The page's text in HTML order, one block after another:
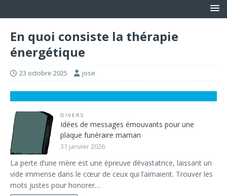
En quoi consiste la thérapie
énergétique
23 octobre 2025 jose
DIVERS
Idées de messages émouvants pour une
plaque funéraire maman
31 janvier 2026
La perte d’une mère est une épreuve dévastatrice, laissant un
vide immense dans le cœur de ceux qui l’aimaient. Trouver les
mots justes pour honorer…